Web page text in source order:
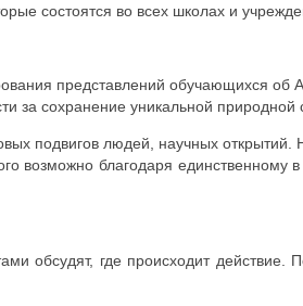
состоятся во всех школах и
представлений обучающихся об
за сохранение уникальной природной
подвигов людей, научных открытий.
возможно благодаря
обсудят, где происходит действие.